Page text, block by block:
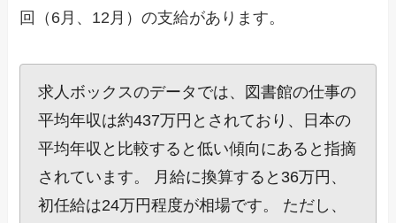
回（6月、12月）の支給があります。
求人ボックスのデータでは、図書館の仕事の
平均年収は約437万円とされており、日本の
平均年収と比較すると低い傾向にあると指摘
されています。 月給に換算すると36万円、
初任給は24万円程度が相場です。 ただし、